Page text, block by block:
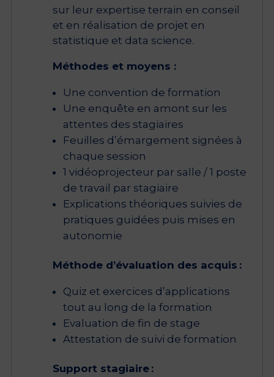
sur leur expertise terrain en conseil
et en réalisation de projet en
statistique et data science.
Méthodes et moyens :
Une convention de formation
Une enquête en amont sur les
attentes des stagiaires
Feuilles d’émargement signées à
chaque session
1 vidéoprojecteur par salle / 1 poste
de travail par stagiaire
Explications théoriques suivies de
pratiques guidées puis mises en
autonomie
Méthode d’évaluation des acquis :
Quiz et exercices d’applications
tout au long de la formation
Evaluation de fin de stage
Attestation de suivi de formation
Support stagiaire :